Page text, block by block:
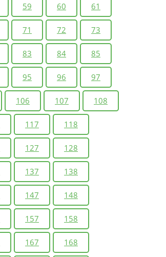
59 60 61
71 72 73
83 84 85
95 96 97
106 107 108
117 118
127 128
137 138
147 148
157 158
167 168